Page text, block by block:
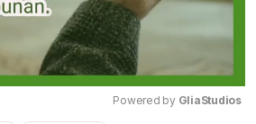
Powered by GliaStudios